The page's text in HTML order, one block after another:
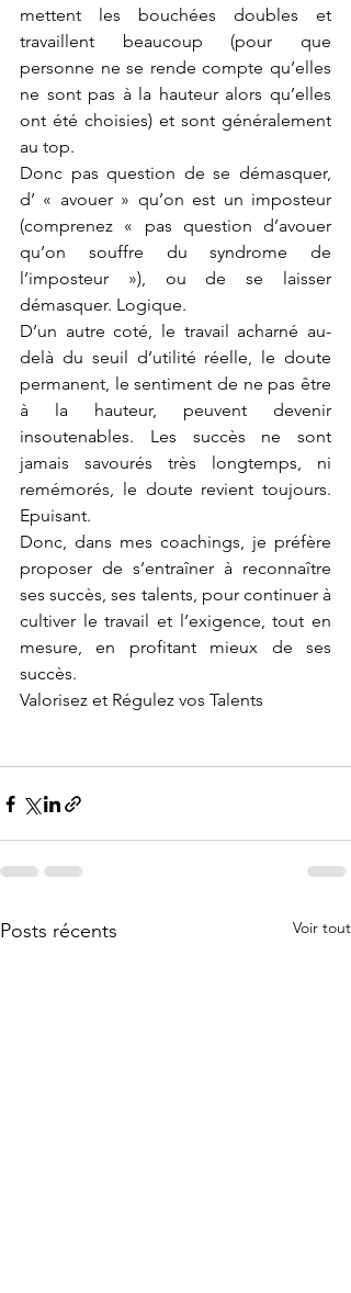
mettent les bouchées doubles et
travaillent beaucoup (pour que
personne ne se rende compte qu’elles
ne sont pas à la hauteur alors qu’elles
ont été choisies) et sont généralement
au top.
Donc pas question de se démasquer,
d’ « avouer » qu’on est un imposteur
(comprenez « pas question d’avouer
qu’on souffre du syndrome de
l’imposteur »), ou de se laisser
démasquer. Logique.
D’un autre coté, le travail acharné au-
delà du seuil d’utilité réelle, le doute
permanent, le sentiment de ne pas être
à la hauteur, peuvent devenir
insoutenables. Les succès ne sont
jamais savourés très longtemps, ni
remémorés, le doute revient toujours.
Epuisant.
Donc, dans mes coachings, je préfère
proposer de s’entraîner à reconnaître
ses succès, ses talents, pour continuer à
cultiver le travail et l’exigence, tout en
mesure, en profitant mieux de ses
succès.
Valorisez et Régulez vos Talents
Posts récents Voir tout